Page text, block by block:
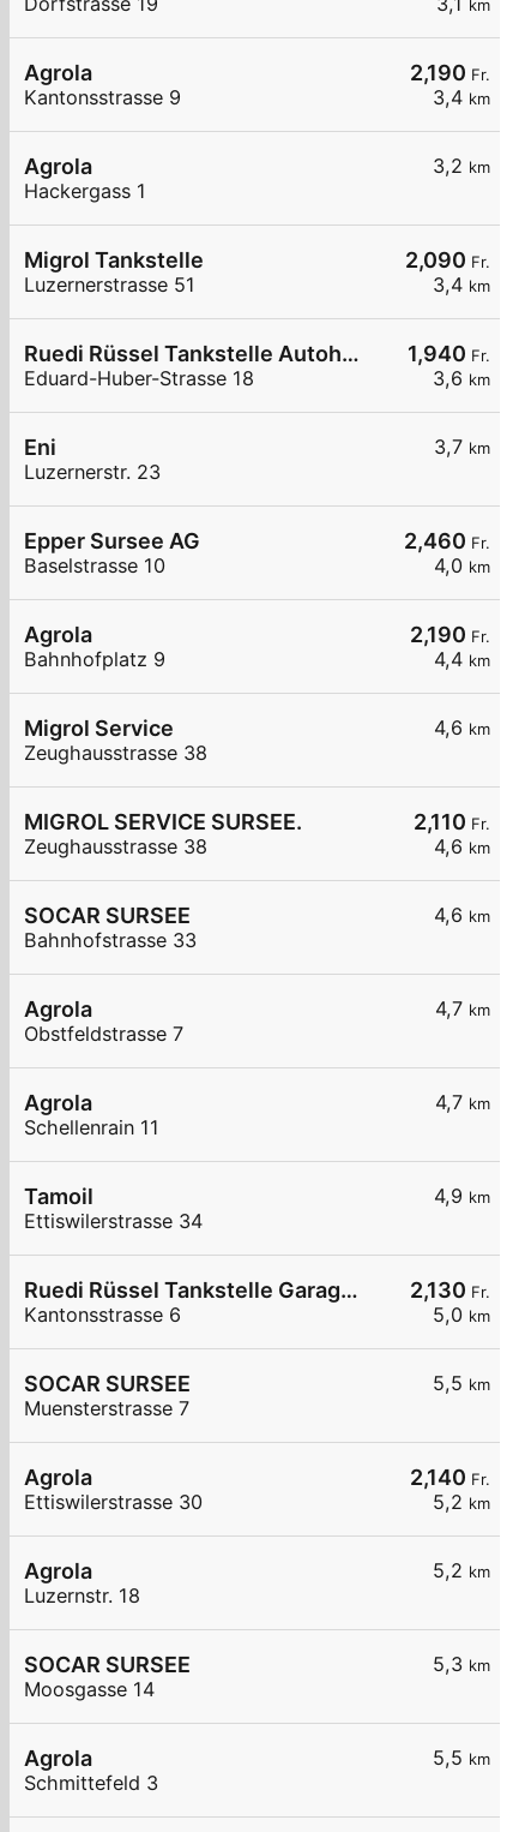
km
2,190 Fr.
3,4 km
Agrola
Kantonsstrasse 9
3,2 km
Agrola
Hackergass 1
2,090 Fr.
3,4 km
Migrol Tankstelle
Luzernerstrasse 51
1,940 Fr.
3,6 km
Ruedi Rüssel Tankstelle Autohaus Erwin Steffen
Eduard-Huber-Strasse 18
3,7 km
Eni
Luzernerstr. 23
2,460 Fr.
4,0 km
Epper Sursee AG
Baselstrasse 10
2,190 Fr.
4,4 km
Agrola
Bahnhofplatz 9
4,6 km
Migrol Service
Zeughausstrasse 38
2,110 Fr.
4,6 km
MIGROL SERVICE SURSEE.
Zeughausstrasse 38
4,6 km
SOCAR SURSEE
Bahnhofstrasse 33
4,7 km
Agrola
Obstfeldstrasse 7
4,7 km
Agrola
Schellenrain 11
4,9 km
Tamoil
Ettiswilerstrasse 34
2,130 Fr.
5,0 km
Ruedi Rüssel Tankstelle Garage Franz Wey
Kantonsstrasse 6
5,5 km
SOCAR SURSEE
Muensterstrasse 7
2,140 Fr.
5,2 km
Agrola
Ettiswilerstrasse 30
5,2 km
Agrola
Luzernstr. 18
5,3 km
SOCAR SURSEE
Moosgasse 14
5,5 km
Agrola
Schmittefeld 3